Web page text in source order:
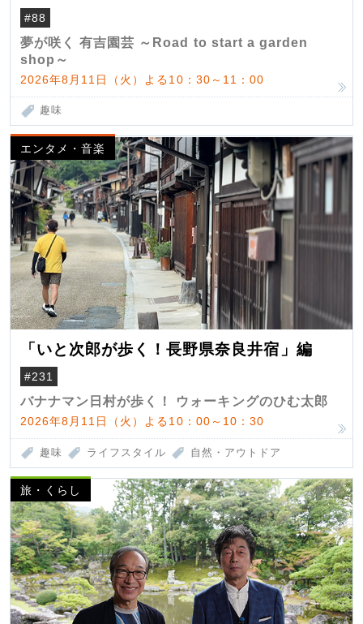
#88
夢が咲く 有吉園芸 ～Road to start a garden
shop～
2026年8月11日（火）よる10：30～11：00
趣味
エンタメ・音楽
「いと次郎が歩く！長野県奈良井宿」編
#231
バナナマン日村が歩く！ ウォーキングのひむ太郎
2026年8月11日（火）よる10：00～10：30
趣味 ライフスタイル 自然・アウトドア
旅・くらし